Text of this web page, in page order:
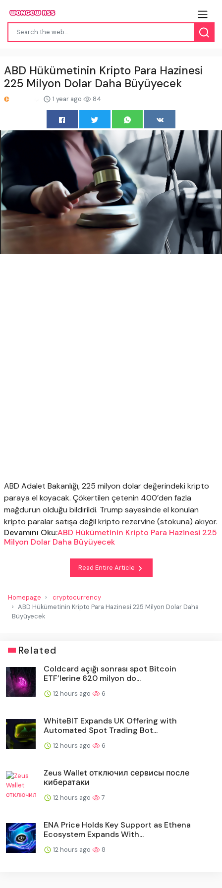
ABD Hükümetinin Kripto Para Hazinesi
225 Milyon Dolar Daha Büyüyecek
1 year ago 84
ABD Adalet Bakanlığı, 225 milyon dolar değerindeki kripto
paraya el koyacak. Çökertilen çetenin 400’den fazla
mağdurun olduğu bildirildi. Trump sayesinde el konulan
kripto paralar satışa değil kripto rezervine (stokuna) akıyor.
Devamını Oku:ABD Hükümetinin Kripto Para Hazinesi 225
Milyon Dolar Daha Büyüyecek
Read Entire Article
Homepage
cryptocurrency
ABD Hükümetinin Kripto Para Hazinesi 225 Milyon Dolar Daha
Büyüyecek
Related
Coldcard açığı sonrası spot Bitcoin
ETF’lerine 620 milyon do...
12 hours ago 6
WhiteBIT Expands UK Offering with
Automated Spot Trading Bot...
12 hours ago 6
Zeus Wallet отключил сервисы после
кибератаки
12 hours ago 7
ENA Price Holds Key Support as Ethena
Ecosystem Expands With...
12 hours ago 8